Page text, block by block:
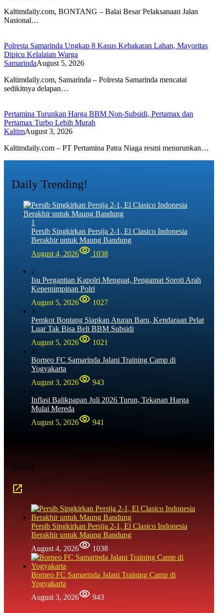
Kaltimdaily.com, BONTANG – Balai Besar Pelaksanaan Jalan
Nasional…
Polresta Samarinda Ungkap 8 Kasus Kebakaran Lahan, Mayoritas
Dipicu Kelalaian Warga
SamarindaAugust 5, 2026
Kaltimdaily.com, Samarinda – Polresta Samarinda mencatat
sedikitnya delapan…
Pertamina Turunkan Harga BBM Non-Subsidi, Pertamax dan
Pertamax Turbo Lebih Murah
KaltimAugust 3, 2026
Kaltimdaily.com – PT Pertamina Patra Niaga resmi menurunkan…
Daily Trending!
1
Persib Singkirkan Persija 2-1, El Clasico Indonesia
Berakhir untuk Maung Bandung
August 4, 2026
1038
2
Isu Pergantian Kapolri Menguat, Pengamat Soroti Arah
Kepemimpinan Polri
August 5, 2026
1027
3
Pemkot Bontang Siapkan Aturan Baru, Kendaraan Pelat
Luar Tak Bisa Beli BBM Subsidi
August 5, 2026
1021
4
Borneo FC Samarinda Jalani Training Camp di
Yogyakarta
August 3, 2026
943
5
Inflasi Balikpapan Juli 2026 Turun, Tekanan Harga
Mulai Mereda
August 5, 2026
941
Bola
Persib Singkirkan Persija 2-1, El Clasico Indonesia
Berakhir untuk Maung Bandung
August 4, 2026
1038
Borneo FC Samarinda Jalani Training Camp di
Yogyakarta
August 3, 2026
943